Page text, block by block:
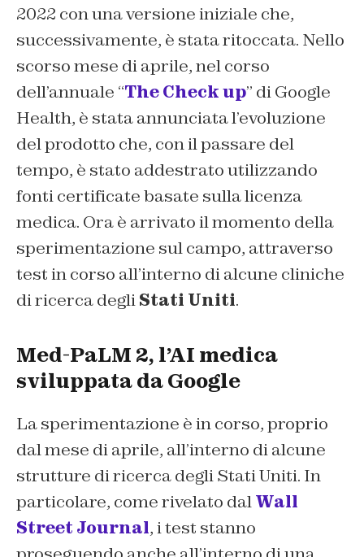
2022 con una versione iniziale che,
successivamente, è stata ritoccata. Nello
scorso mese di aprile, nel corso
dell’annuale “The Check up” di Google
Health, è stata annunciata l’evoluzione
del prodotto che, con il passare del
tempo, è stato addestrato utilizzando
fonti certificate basate sulla licenza
medica. Ora è arrivato il momento della
sperimentazione sul campo, attraverso
test in corso all’interno di alcune cliniche
di ricerca degliStati Uniti.
Med-PaLM 2, l’AI medica
sviluppata da Google
La sperimentazione è in corso, proprio
dal mese di aprile, all’interno di alcune
strutture di ricerca degli Stati Uniti. In
particolare, come rivelato dalWall
Street Journal, i test stanno